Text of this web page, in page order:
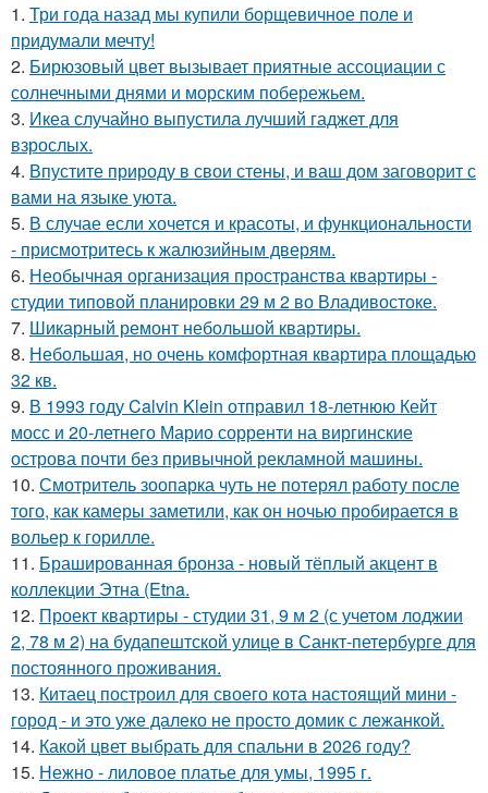
1. Три года назад мы купили борщевичное поле и
придумали мечту!
2. Бирюзовый цвет вызывает приятные ассоциации с
солнечными днями и морским побережьем.
3. Икеа случайно выпустила лучший гаджет для
взрослых.
4. Впустите природу в свои стены, и ваш дом заговорит с
вами на языке уюта.
5. В случае если хочется и красоты, и функциональности
- присмотритесь к жалюзийным дверям.
6. Необычная организация пространства квартиры -
студии типовой планировки 29 м 2 во Владивостоке.
7. Шикарный ремонт небольшой квартиры.
8. Небольшая, но очень комфортная квартира площадью
32 кв.
9. В 1993 году Calvin Klein отправил 18-летнюю Кейт
мосс и 20-летнего Марио сорренти на виргинские
острова почти без привычной рекламной машины.
10. Смотритель зоопарка чуть не потерял работу после
того, как камеры заметили, как он ночью пробирается в
вольер к горилле.
11. Брашированная бронза - новый тёплый акцент в
коллекции Этна (Etna.
12. Проект квартиры - студии 31, 9 м 2 (с учетом лоджии
2, 78 м 2) на будапештской улице в Санкт-петербурге для
постоянного проживания.
13. Китаец построил для своего кота настоящий мини -
город - и это уже далеко не просто домик с лежанкой.
14. Какой цвет выбрать для спальни в 2026 году?
15. Нежно - лиловое платье для умы, 1995 г.